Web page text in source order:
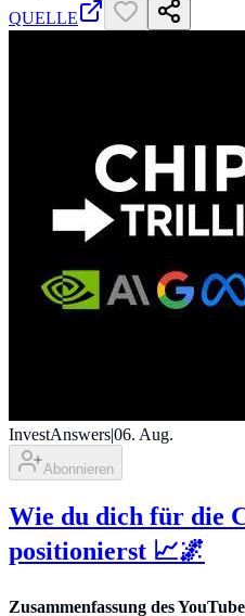
QUELLE
InvestAnswers|06. Aug.
Abonnieren
Wie du dich für die
positionierst 📈🌌
Zusammenfassung des